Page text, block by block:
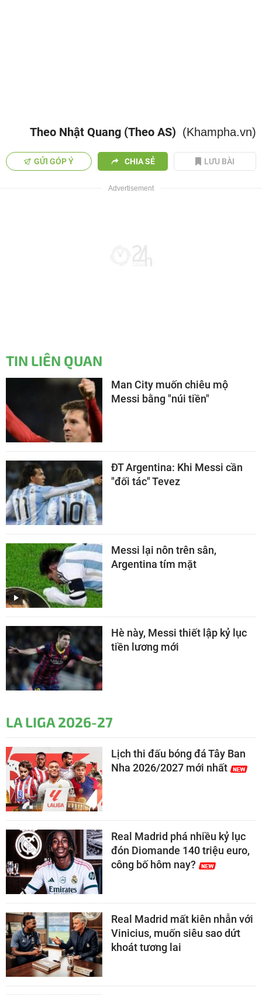
Theo Nhật Quang (Theo AS) (Khampha.vn)
GỬI GÓP Ý CHIA SẺ LƯU BÀI
TIN LIÊN QUAN
Man City muốn chiêu mộ
Messi bằng "núi tiền"
ĐT Argentina: Khi Messi cần
"đối tác" Tevez
Messi lại nôn trên sân,
Argentina tím mặt
Hè này, Messi thiết lập kỷ lục
tiền lương mới
LA LIGA 2026-27
Lịch thi đấu bóng đá Tây Ban
Nha 2026/2027 mới nhất
Real Madrid phá nhiều kỷ lục
đón Diomande 140 triệu euro,
công bố hôm nay?
Real Madrid mất kiên nhẫn với
Vinicius, muốn siêu sao dứt
khoát tương lai